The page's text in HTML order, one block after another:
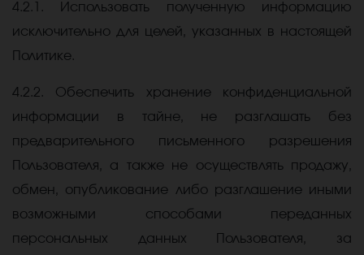
4.2.1. Использовать полученную информацию
исключительно для целей, указанных в настоящей
Политике.
4.2.2. Обеспечить хранение конфиденциальной
информации в тайне, не разглашать без
предварительного письменного разрешения
Пользователя, а также не осуществлять продажу,
обмен, опубликование либо разглашение иными
возможными способами переданных
персональных данных Пользователя, за